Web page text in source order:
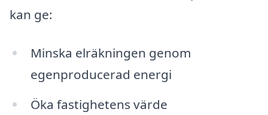
kan ge:
Minska elräkningen genom
egenproducerad energi
Öka fastighetens värde